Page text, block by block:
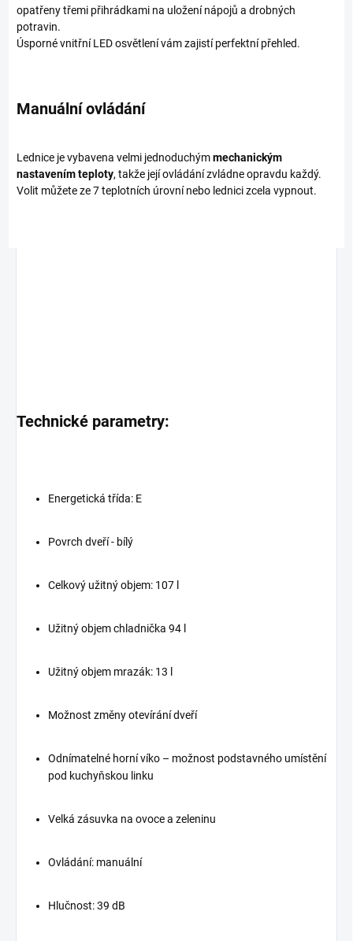
opatřeny třemi přihrádkami na uložení nápojů a drobných
potravin.
Úsporné vnitřní LED osvětlení vám zajistí perfektní přehled.
Manuální ovládání
Lednice je vybavena velmi jednoduchýmmechanickým
nastavením teploty, takže její ovládání zvládne opravdu každý.
Volit můžete ze 7 teplotních úrovní nebo lednici zcela vypnout.
Technické parametry:
Energetická třída: E
Povrch dveří - bílý
Celkový užitný objem: 107 l
Užitný objem chladnička 94 l
Užitný objem mrazák: 13 l
Možnost změny otevírání dveří
Odnímatelné horní víko – možnost podstavného umístění
pod kuchyňskou linku
Velká zásuvka na ovoce a zeleninu
Ovládání: manuální
Hlučnost: 39 dB